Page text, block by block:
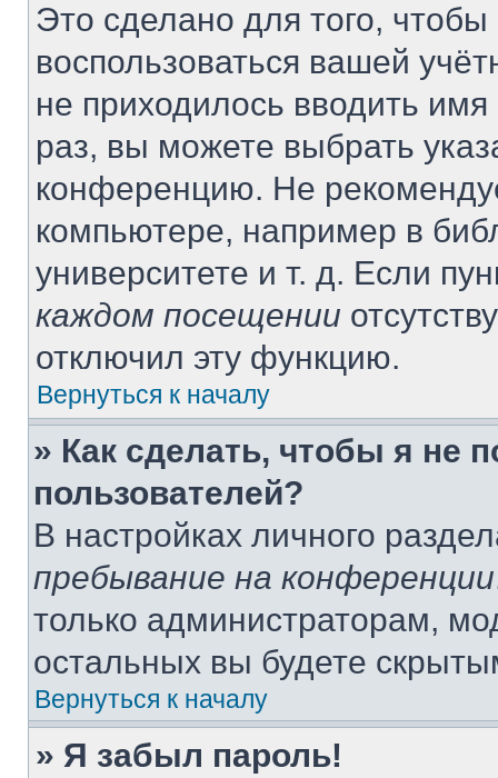
Это сделано для того, чтобы
воспользоваться вашей
не приходилось вводить
раз, вы можете выбрать
конференцию. Не
компьютере, например в
университете и т. д. Если
каждом посещении
отключил эту функцию.
Вернуться к началу
» Как сделать, чтобы я не
пользователей?
В настройках личного
пребывание на конференции
только администраторам,
остальных вы будете
Вернуться к началу
» Я забыл пароль!